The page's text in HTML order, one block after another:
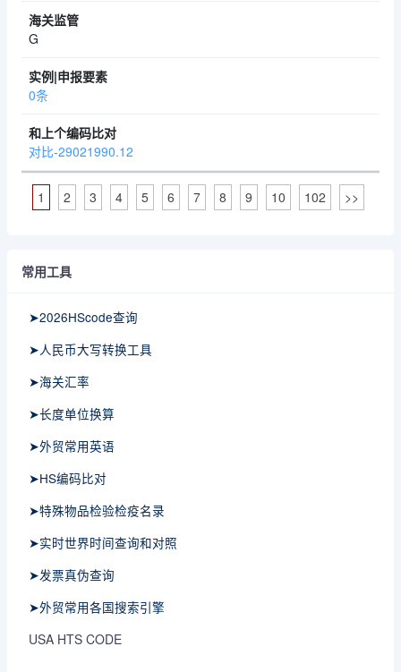
G
0条
对比-29021990.12
1 2 3 4 5 6 7 8 9 10 102 >>
常用工具
➤2026HScode查询
➤人民币大写转换工具
➤海关汇率
➤长度单位换算
➤外贸常用英语
➤HS编码比对
➤特殊物品检验检疫名录
➤实时世界时间查询和对照
➤发票真伪查询
➤外贸常用各国搜索引擎
USA HTS CODE